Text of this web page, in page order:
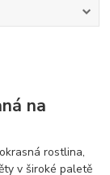
na
rostlina,
v široké paletě